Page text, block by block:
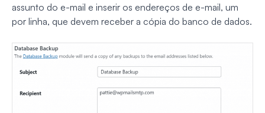
assunto do e-mail e inserir os endereços de e-mail, um
por linha, que devem receber a cópia do banco de dados.